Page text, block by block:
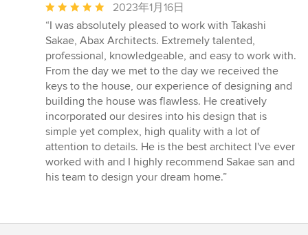
平
均
評
価：
5
つ
星
中
星
5
2023年1月16日
“I was absolutely pleased to work with Takashi
Sakae, Abax Architects. Extremely talented,
professional, knowledgeable, and easy to work with.
From the day we met to the day we received the
keys to the house, our experience of designing and
building the house was flawless. He creatively
incorporated our desires into his design that is
simple yet complex, high quality with a lot of
attention to details. He is the best architect I've ever
worked with and I highly recommend Sakae san and
his team to design your dream home.”